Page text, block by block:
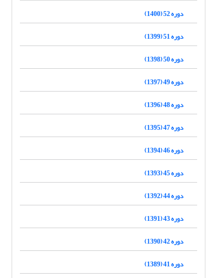
دوره 52 (1400)
دوره 51 (1399)
دوره 50 (1398)
دوره 49 (1397)
دوره 48 (1396)
دوره 47 (1395)
دوره 46 (1394)
دوره 45 (1393)
دوره 44 (1392)
دوره 43 (1391)
دوره 42 (1390)
دوره 41 (1389)